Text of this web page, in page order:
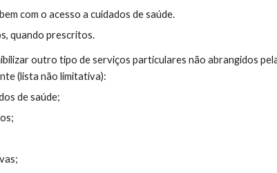
com o acesso a cuidados de saúde.
quando prescritos.
outro tipo de serviços particulares não abrangidos
(lista não limitativa):
de saúde;